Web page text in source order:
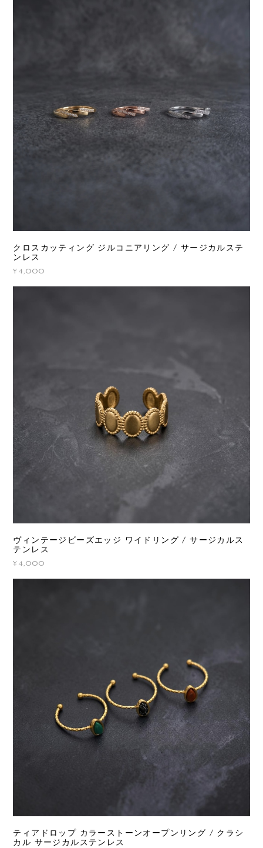
クロスカッティング ジルコニアリング / サージカルステ
ンレス
¥4,000
ヴィンテージビーズエッジ ワイドリング / サージカルス
テンレス
¥4,000
ティアドロップ カラーストーンオープンリング / クラシ
カル サージカルステンレス